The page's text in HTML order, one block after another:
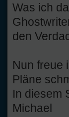
Was ich
den
Nun freue
Pläne
In diesem
Michael